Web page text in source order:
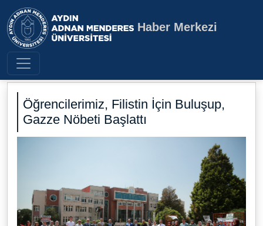
Aydın Adnan Menderes
Haber Merkezi
Öğrencilerimiz, Filistin İçin Buluşup,
Gazze Nöbeti Başlattı